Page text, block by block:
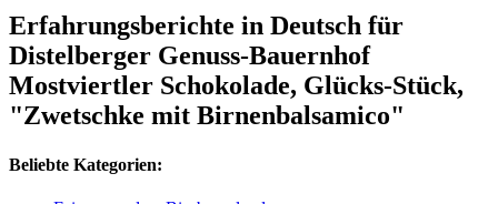
Erfahrungsberichte in Deutsch für
Distelberger Genuss-Bauernhof
Mostviertler Schokolade, Glücks-Stück,
"Zwetschke mit Birnenbalsamico"
Beliebte Kategorien: